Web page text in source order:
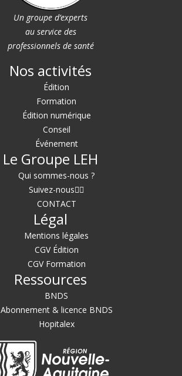
Un groupe d’experts
au service des
professionnels de santé
Nos activités
Édition
Formation
Édition numérique
Conseil
Événement
Le Groupe LEH
Qui sommes-nous ?
Suivez-nous
CONTACT
Légal
Mentions légales
CGV Édition
CGV Formation
Ressources
BNDS
Abonnement & licence BNDS
Hopitalex